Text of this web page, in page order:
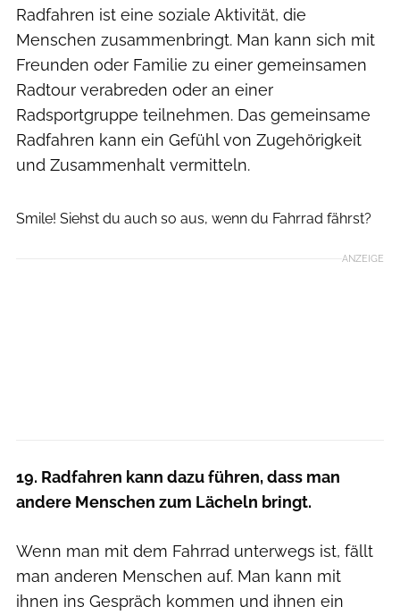
Radfahren ist eine soziale Aktivität, die
Menschen zusammenbringt. Man kann sich mit
Freunden oder Familie zu einer gemeinsamen
Radtour verabreden oder an einer
Radsportgruppe teilnehmen. Das gemeinsame
Radfahren kann ein Gefühl von Zugehörigkeit
und Zusammenhalt vermitteln.
Smile! Siehst du auch so aus, wenn du Fahrrad fährst?
ANZEIGE
19. Radfahren kann dazu führen, dass man
andere Menschen zum Lächeln bringt.
Wenn man mit dem Fahrrad unterwegs ist, fällt
man anderen Menschen auf. Man kann mit
ihnen ins Gespräch kommen und ihnen ein